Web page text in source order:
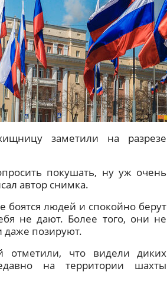
заметили на разрезе
покушать, ну уж очень
автор снимка.
боятся людей и спокойно берут
не дают. Более того, они не
даже позируют.
отметили, что видели диких
на территории шахты